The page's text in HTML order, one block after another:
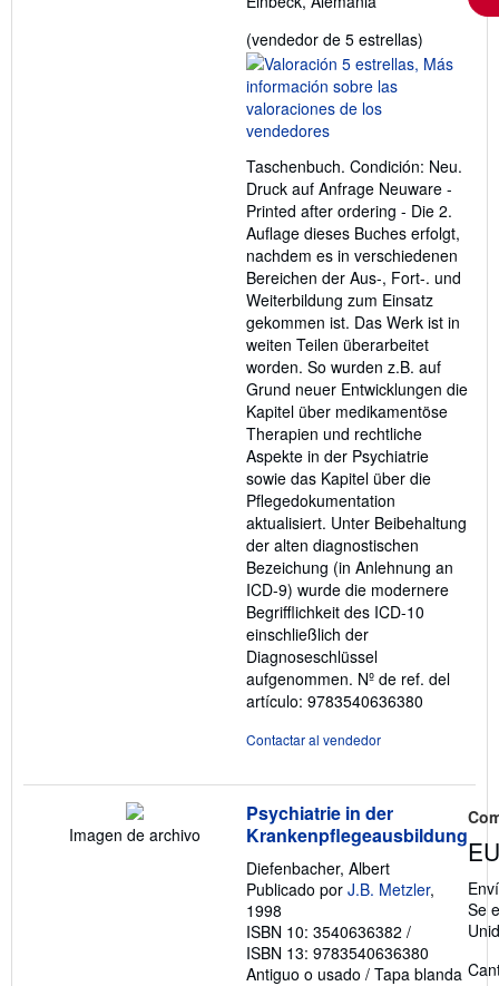
(vendedor de 5 estrellas)
del
estrellas
Taschenbuch. Condición: Neu.
Druck auf Anfrage Neuware -
Printed after ordering - Die 2.
Auflage dieses Buches erfolgt,
nachdem es in verschiedenen
Bereichen der Aus-, Fort-. und
Weiterbildung zum Einsatz
gekommen ist. Das Werk ist in
weiten Teilen überarbeitet
worden. So wurden z.B. auf
Grund neuer Entwicklungen die
Kapitel über medikamentöse
Therapien und rechtliche
Aspekte in der Psychiatrie
sowie das Kapitel über die
Pflegedokumentation
aktualisiert. Unter Beibehaltung
der alten diagnostischen
Bezeichung (in Anlehnung an
ICD-9) wurde die modernere
Begrifflichkeit des ICD-10
einschließlich der
Diagnoseschlüssel
aufgenommen. Nº de ref. del
artículo: 9783540636380
Contactar al vendedor
Imagen de archivo
Psychiatrie in der
Krankenpflegeausbildung
Diefenbacher, Albert
Publicado por J.B. Metzler,
1998
ISBN 10: 3540636382 /
ISBN 13: 9783540636380
Antiguo o usado / Tapa blanda
Se